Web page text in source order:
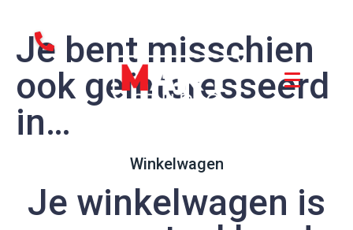
Je bent misschien
ook geïnteresseerd
in…
Winkelwagen
Je winkelwagen is